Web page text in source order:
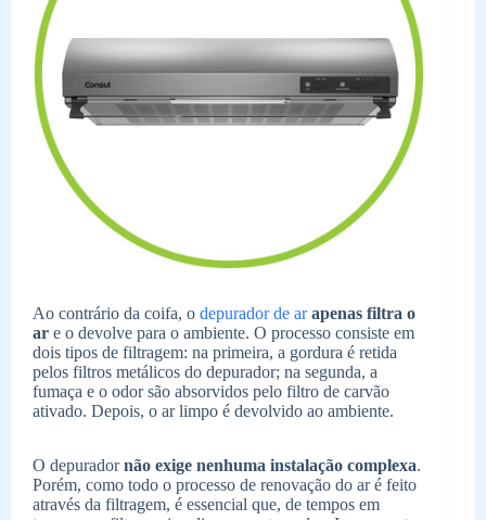
Ao contrário da coifa, o depurador de ar apenas filtra o
ar e o devolve para o ambiente. O processo consiste em
dois tipos de filtragem: na primeira, a gordura é retida
pelos filtros metálicos do depurador; na segunda, a
fumaça e o odor são absorvidos pelo filtro de carvão
ativado. Depois, o ar limpo é devolvido ao ambiente.
O depuradornão exige nenhuma instalação complexa.
Porém, como todo o processo de renovação do ar é feito
através da filtragem, é essencial que, de tempos em